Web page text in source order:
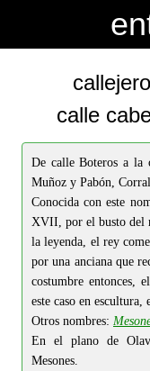
calle
De calle Boteros a la
Muñoz y Pabón,
Conocida con este
XVII, por el busto del
la leyenda, el rey
por una anciana que
costumbre entonces,
este caso en
Otros nombres:
En el plano de
Mesones.